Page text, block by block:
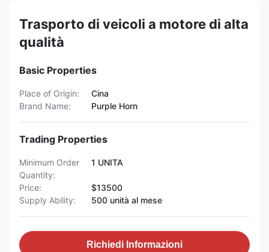
Trasporto di veicoli a motore di alta
qualità
Basic Properties
Place of Origin:
Cina
Brand Name:
Purple Horn
Trading Properties
Minimum Order
Quantity:
1 UNITA
Price:
$13500
Supply Ability:
500 unità al mese
Richiedi Informazioni